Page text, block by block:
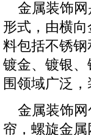
金属装饰网
形式，由横
料包括不锈
镀金、镀银
围领域广泛
金属装饰网
帘，螺旋金